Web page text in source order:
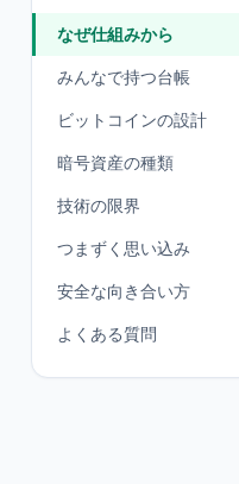
なぜ仕組みから
みんなで持つ台帳
ビットコインの設計
暗号資産の種類
技術の限界
つまずく思い込み
安全な向き合い方
よくある質問